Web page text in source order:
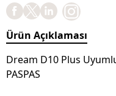
Ürün Açıklaması
Dream D10 Plus
PASPAS